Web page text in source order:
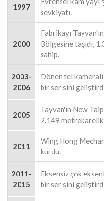
1997
sevkiyatı.
2000
Fabrikayı
Bölgesine taşıdı,
sahip.
2003-
2006
Dönen tel
bir serisini
2005
Tayvan'ın New
2.149
2011
Wing Hong
kurdu.
2011-
2015
Eksensiz çok
bir serisini